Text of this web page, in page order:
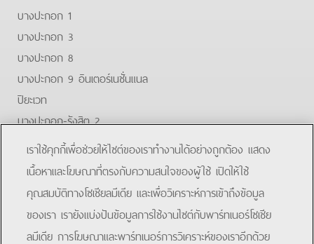
บางปะกอก 1
บางปะกอก 3
บางปะกอก 8
บางปะกอก 9 อินเตอร์เนชั่นแนล
ปิยะเวท
บางปะกอก-รังสิต 2
บางปะกอกสมุทรปราการ
FacebookYoutubeLine
โรงพยาบาลบางปะกอก 9 อินเตอร์เนชั่นแนล
เราใช้คุกกี้เพื่อช่วยให้ไซต์ของเราทำงานได้อย่างถูกต้อง แสดง
เนื้อหาและโฆษณาที่ตรงกับความสนใจของผู้ใช้ เปิดให้ใช้
คุณสมบัติทางโซเชียลมีเดีย และเพื่อวิเคราะห์การเข้าถึงข้อมูล
ของเรา เรายังแบ่งปันข้อมูลการใช้งานไซต์กับพาร์ทเนอร์โซเชีย
ลมีเดีย การโฆษณาและพาร์ทเนอร์การวิเคราะห์ของเราอีกด้วย